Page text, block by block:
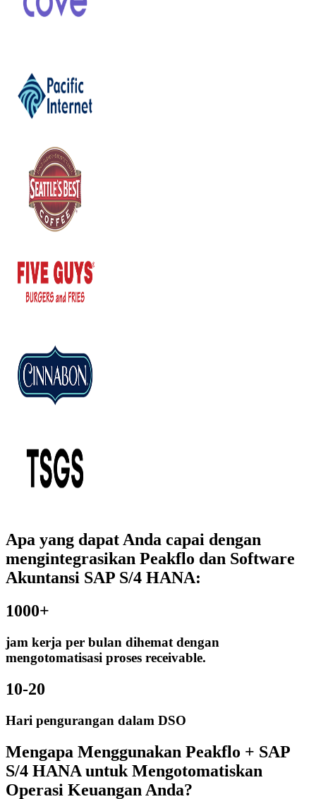
Apa yang dapat Anda capai dengan
mengintegrasikan Peakflo dan Software
Akuntansi SAP S/4 HANA:
1000+
jam kerja per bulan dihemat dengan
mengotomatisasi proses receivable.
10-20
Hari pengurangan dalam DSO
Mengapa Menggunakan Peakflo + SAP
S/4 HANA untuk Mengotomatiskan
Operasi Keuangan Anda?